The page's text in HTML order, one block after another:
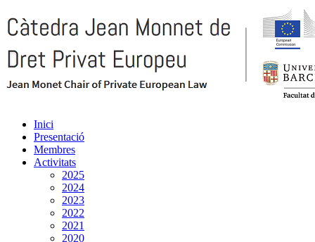
Inici
Presentació
Membres
Activitats
2025
2024
2023
2022
2021
2020